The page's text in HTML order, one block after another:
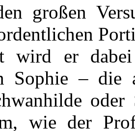
großen
wird er
Sophie – die
wie der